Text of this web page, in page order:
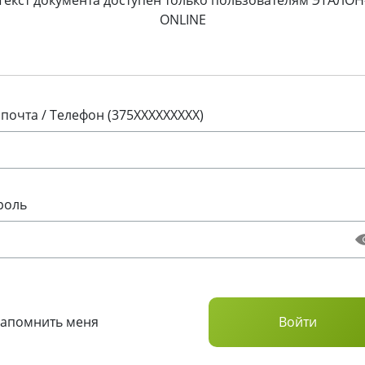
ONLINE
/ Телефон (375XXXXXXXXX)
меня